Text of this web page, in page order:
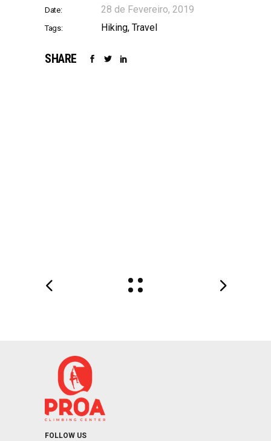
Date: 28 de Fevereiro, 2019
Tags: Hiking Travel
SHARE
FOLLOW US